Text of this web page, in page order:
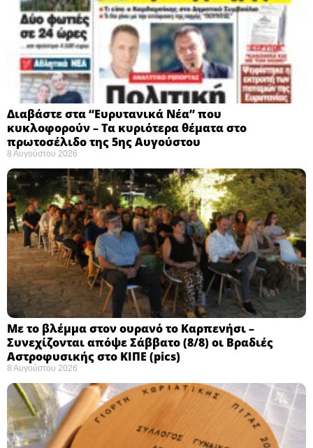
Διαβάστε στα “Ευρυτανικά Νέα” που
κυκλοφορούν – Τα κυριότερα θέματα στο
πρωτοσέλιδο της 5ης Αυγούστου
8 Αυγούστου 2026
Με το βλέμμα στον ουρανό το Καρπενήσι –
Συνεχίζονται απόψε Σάββατο (8/8) οι Βραδιές
Αστροφυσικής στο ΚΙΠΕ (pics)
8 Αυγούστου 2026